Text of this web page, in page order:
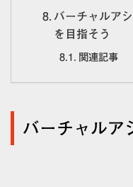
バーチャルア
を目指そう
関連記事
バーチャルア